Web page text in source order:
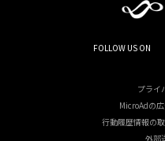
FOLLOW US ON
プライ
MicroAdの
行動履歴情報の
外部